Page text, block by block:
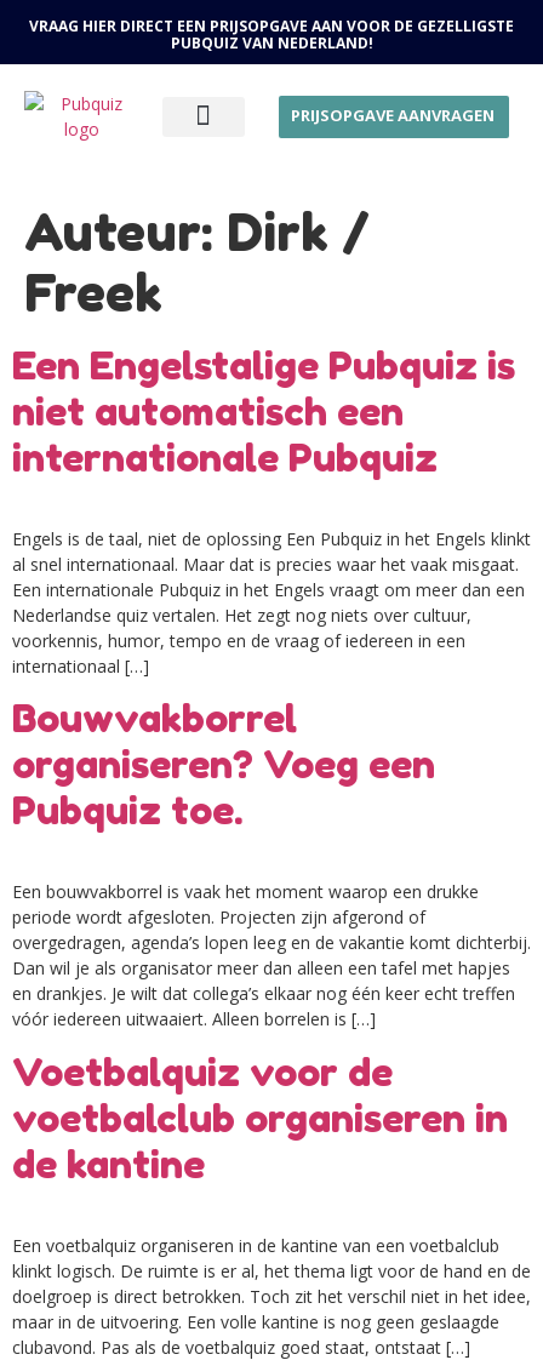
VRAAG HIER DIRECT EEN PRIJSOPGAVE AAN VOOR DE GEZELLIGSTE
PUBQUIZ VAN NEDERLAND!
PRIJSOPGAVE AANVRAGEN
Auteur: Dirk /
Freek
Een Engelstalige Pubquiz is
niet automatisch een
internationale Pubquiz
Engels is de taal, niet de oplossing Een Pubquiz in het Engels klinkt
al snel internationaal. Maar dat is precies waar het vaak misgaat.
Een internationale Pubquiz in het Engels vraagt om meer dan een
Nederlandse quiz vertalen. Het zegt nog niets over cultuur,
voorkennis, humor, tempo en de vraag of iedereen in een
internationaal […]
Bouwvakborrel
organiseren? Voeg een
Pubquiz toe.
Een bouwvakborrel is vaak het moment waarop een drukke
periode wordt afgesloten. Projecten zijn afgerond of
overgedragen, agenda’s lopen leeg en de vakantie komt dichterbij.
Dan wil je als organisator meer dan alleen een tafel met hapjes
en drankjes. Je wilt dat collega’s elkaar nog één keer echt treffen
vóór iedereen uitwaaiert. Alleen borrelen is […]
Voetbalquiz voor de
voetbalclub organiseren in
de kantine
Een voetbalquiz organiseren in de kantine van een voetbalclub
klinkt logisch. De ruimte is er al, het thema ligt voor de hand en de
doelgroep is direct betrokken. Toch zit het verschil niet in het idee,
maar in de uitvoering. Een volle kantine is nog geen geslaagde
clubavond. Pas als de voetbalquiz goed staat, ontstaat […]